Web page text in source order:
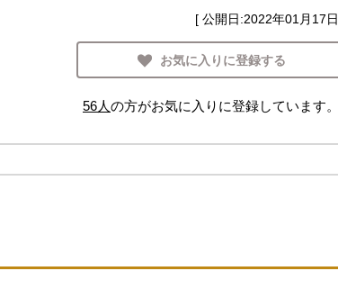
[ 公開日:2022年01月17日
お気に入りに登録する
56人の方がお気に入りに登録しています。